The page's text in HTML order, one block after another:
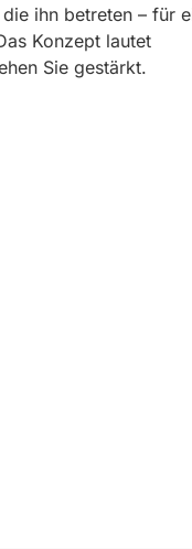
ihn betreten – für
Konzept lautet
Sie gestärkt.